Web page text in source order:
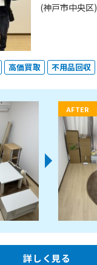
(神戸市中央区)
高価買取 不用品回収
AFTER
詳しく見る